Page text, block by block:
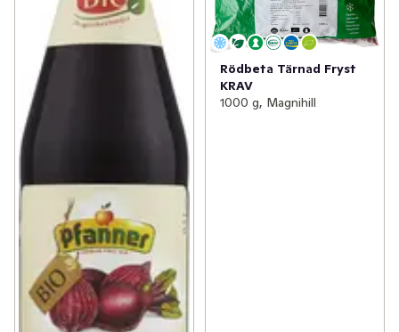
Rödbeta Tärnad Fryst
KRAV
1000 g, Magnihill